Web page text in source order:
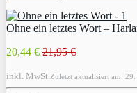
Ohne ein letztes Wort –
20,44 € 21,95 €
inkl. MwSt. Zuletzt aktualisiert am: